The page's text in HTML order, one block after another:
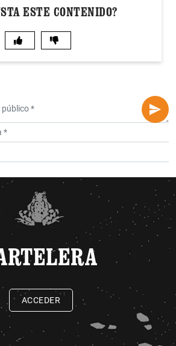
ESTE CONTENIDO?
ACCEDER